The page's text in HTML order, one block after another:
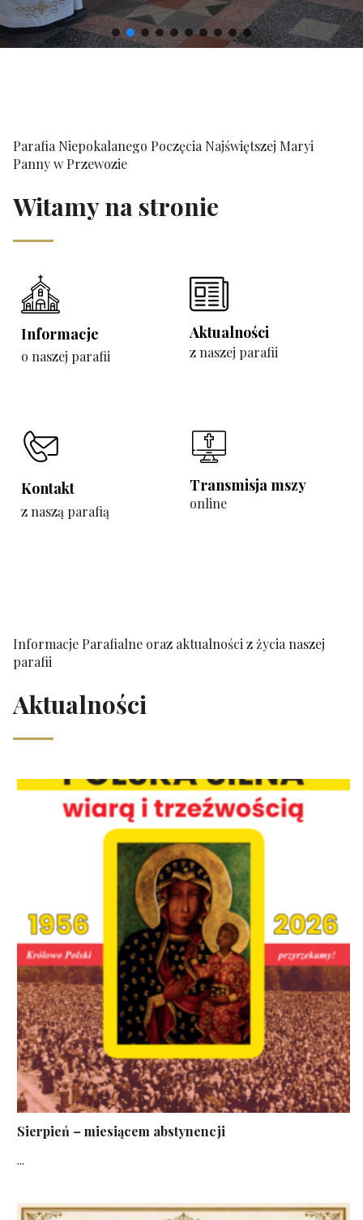
Parafia Niepokalanego Poczęcia Najświętszej Maryi
Panny w Przewozie
Witamy na stronie
Informacje
o naszej parafii
Aktualności
z naszej parafii
Kontakt
z naszą parafią
Transmisja mszy
online
Informacje Parafialne oraz aktualności z życia naszej
parafii
Aktualności
Sierpień – miesiącem abstynencji
...